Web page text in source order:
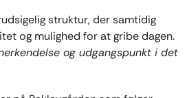
struktur, der samtidig
og mulighed for at gribe dagen.
og udgangspunkt i det